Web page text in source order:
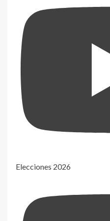
Elecciones 2026